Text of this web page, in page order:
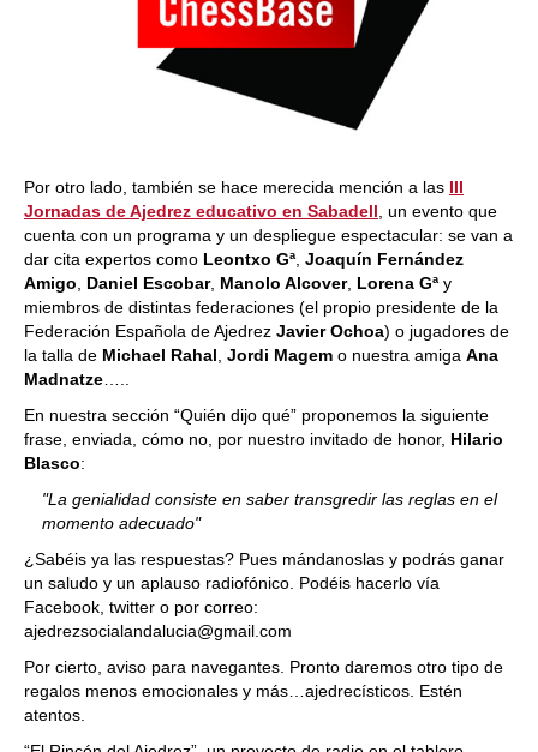
Por otro lado, también se hace merecida mención a las III
Jornadas de Ajedrez educativo en Sabadell , un evento que
cuenta con un programa y un despliegue espectacular: se van a
dar cita expertos como Leontxo Gª, Joaquín Fernández
Amigo
Daniel Escobar, Manolo Alcover, Lorena Gªy
miembros de distintas federaciones (el propio presidente de la
Federación Española de Ajedrez Javier Ochoa) o jugadores de
la talla de Michael Rahal Jordi Magem o nuestra amiga Ana
Madnatze
En nuestra sección “Quién dijo qué” proponemos la siguiente
frase, enviada, cómo no, por nuestro invitado de honor, Hilario
Blasco:
"La genialidad consiste en saber transgredir las reglas en el
momento adecuado"
¿Sabéis ya las respuestas? Pues mándanoslas y podrás ganar
un saludo y un aplauso radiofónico. Podéis hacerlo vía
Facebook, twitter o por correo:
ajedrezsocialandalucia@gmail.com
Por cierto, aviso para navegantes. Pronto daremos otro tipo de
regalos menos emocionales y más…ajedrecísticos. Estén
atentos.